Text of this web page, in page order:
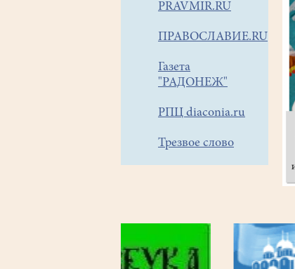
PRAVMIR.RU
ПРАВОСЛАВИЕ.RU
Газета
"РАДОНЕЖ"
РПЦ diaconia.ru
Трезвое слово